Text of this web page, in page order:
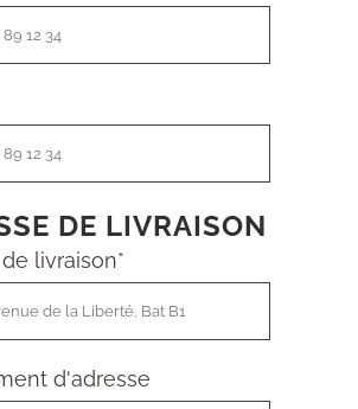
DE LIVRAISON
livraison*
d'adresse